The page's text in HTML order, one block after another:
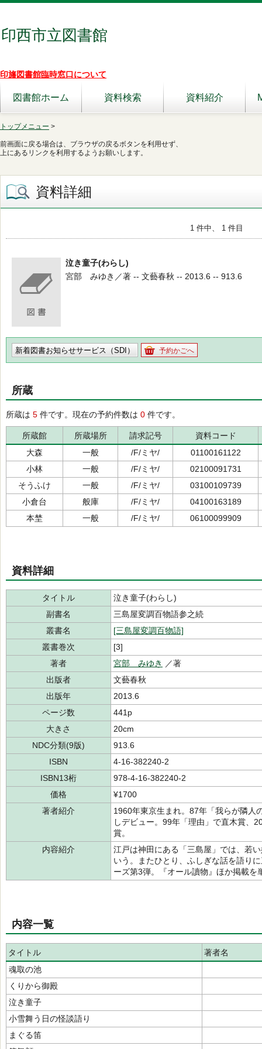
印西市立図書館
印旛図書館臨時窓口について
図書館ホーム 資料検索 資料紹介
トップメニュー >
前画面に戻る場合は、ブラウザの戻るボタンを利用せず、
上にあるリンクを利用するようお願いします。
資料詳細
1 件中、 1 件目
泣き童子(わらし)
宮部 みゆき／著 -- 文藝春秋 -- 2013.6 -- 913.6
新着図書お知らせサービス（SDI） 予約かごへ
所蔵
所蔵は 5 件です。現在の予約件数は 0 件です。
所蔵館 所蔵場所 請求記号
資料コード
大森
一般 /F/ミヤ/
01100161122
小林
一般 /F/ミヤ/
02100091731
そうふけ
一般 /F/ミヤ/
03100109739
小倉台
般庫 /F/ミヤ/
04100163189
本埜
一般 /F/ミヤ/ 06100099909
資料詳細
タイトル
泣き童子(わらし)
副書名
三島屋変調百物語参之続
叢書名
[三島屋変調百物語]
叢書巻次
[3]
著者
宮部 みゆき
／著
出版者
文藝春秋
出版年
2013.6
ページ数
441p
大きさ
20cm
NDC分類(9版)
913.6
ISBN
4-16-382240-2
ISBN13桁
978-4-16-382240-2
価格
¥1700
著者紹介
1960年東京生まれ。87年「我らが隣人
しデビュー。99年「理由」で直木賞、
賞。
内容紹介
江戸は神田にある「三島屋」では、若
いう。またひとり、ふしぎな話を語り
ーズ第3弾。『オール讀物』ほか掲載を
内容一覧
タイトル
著者名
魂取の池
くりから御殿
泣き童子
小雪舞う日の怪談語り
まぐる笛